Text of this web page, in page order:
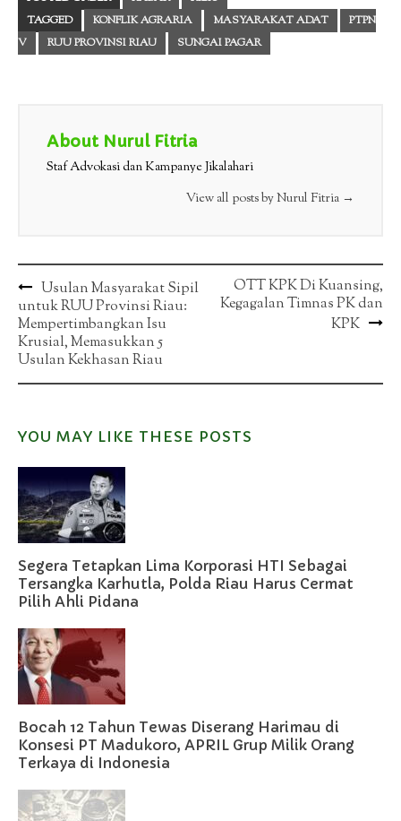
TAGGED
KONFLIK AGRARIA MASYARAKAT ADAT
PTPN
V
RUU PROVINSI RIAU SUNGAI PAGAR
About Nurul Fitria
Staf Advokasi dan Kampanye Jikalahari
View all posts by Nurul Fitria →
Post
navigation
Usulan Masyarakat Sipil
untuk RUU Provinsi Riau:
Mempertimbangkan Isu
Krusial, Memasukkan 5
Usulan Kekhasan Riau
OTT KPK Di Kuansing,
Kegagalan Timnas PK dan
KPK
YOU MAY LIKE THESE POSTS
Segera Tetapkan Lima Korporasi HTI Sebagai
Tersangka Karhutla, Polda Riau Harus Cermat
Pilih Ahli Pidana
Bocah 12 Tahun Tewas Diserang Harimau di
Konsesi PT Madukoro, APRIL Grup Milik Orang
Terkaya di Indonesia